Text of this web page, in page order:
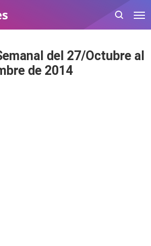
del 27/Octubre al
de 2014